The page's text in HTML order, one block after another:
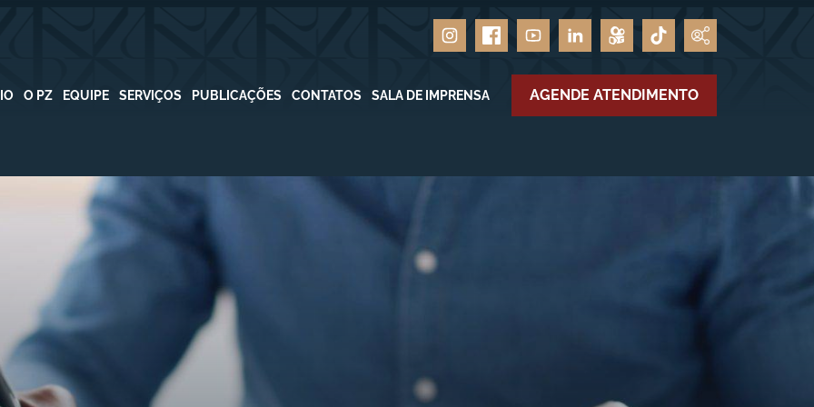
O PZ EQUIPE SERVIÇOS PUBLICAÇÕES CONTATOS SALA DE IMPRENSA AGENDE ATENDIMENTO